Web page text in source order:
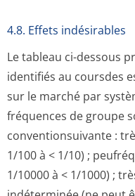
4.8. Effets indésirables
Le tableau ci-dessous
identifiés au coursdes
sur le marché par
fréquences de groupe
conventionsuivante :
1/100 à < 1/10) ;
1/10000 à < 1/1000) ;